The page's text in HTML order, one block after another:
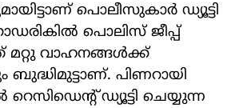
പൊലീസുകാര്‍ ഡ്യൂട്ടി
പൊലിസ് ജീപ്പ്
മറ്റു വാഹനങ്ങള്‍ക്ക്
പിണറായി
റെസിഡെന്റ് ഡ്യൂട്ടി ചെയ്യുന്ന